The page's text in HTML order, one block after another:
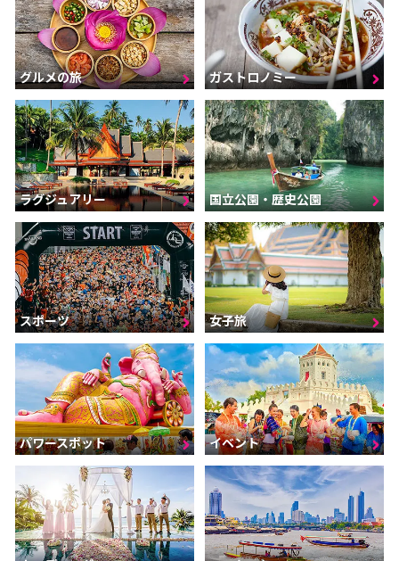
カオラック（パンガー）
チュンポーン
ナラーティワート
ナコーンシータマラート
パッターニー
パッタルン
ラノーン
サトゥーン
ソンクラー
スラーターニー
ヤラー
グルメの旅 ガストロノミー
ラグジュアリー 国立公園・歴史公園
スポーツ 女子旅
パワースポット イベント